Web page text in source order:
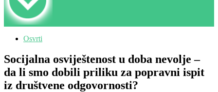
Osvrti
Socijalna osviještenost u doba nevolje –
da li smo dobili priliku za popravni ispit
iz društvene odgovornosti?